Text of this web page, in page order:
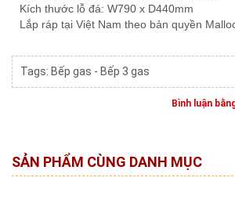
Kích thước lỗ đá: W790 x D440mm
Lắp ráp tại Việt Nam theo bản quyền
Tags: Bếp gas - Bếp 3 gas
Bình luận
SẢN PHẨM CÙNG DANH MỤC